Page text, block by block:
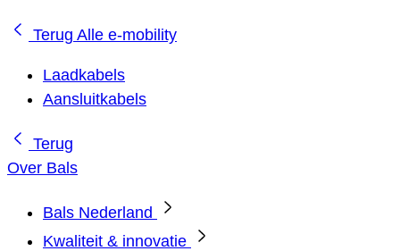
Terug Alle e-mobility
Laadkabels
Aansluitkabels
Terug
Over Bals
Bals Nederland
Kwaliteit & innovatie